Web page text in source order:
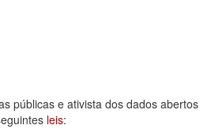
públicas e ativista dos dados abertos
leis: